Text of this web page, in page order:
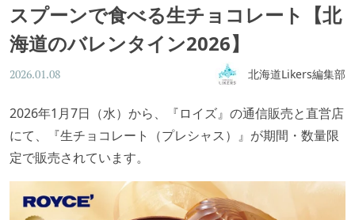
スプーンで食べる生チョコレート【北
海道のバレンタイン2026】
2026.01.08 北海道Likers編集部
2026年1月7日（水）から、『ロイズ』の通信販売と直営店
にて、『生チョコレート（プレシャス）』が期間・数量限
定で販売されています。